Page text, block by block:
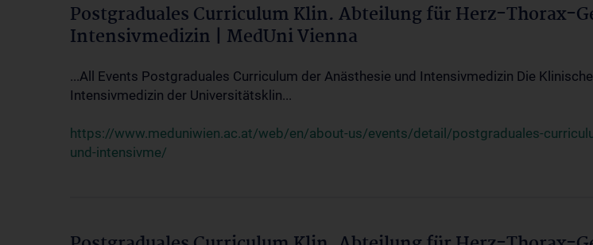
Postgraduales Curriculum Klin. Abteilung für Herz-Thorax-
Intensivmedizin | MedUni Vienna
...All Events Postgraduales Curriculum der Anästhesie und Intensivmedizin Die
Intensivmedizin der Universitätsklin...
https://www.meduniwien.ac.at/web/en/about-us/events/detail/postgraduales-
und-intensivme/